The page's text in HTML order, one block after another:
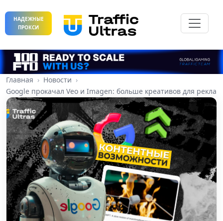
НАДЕЖНЫЕ
ПРОКСИ
Главная
Новости
Google прокачал Veo и Imagen: больше креативов для